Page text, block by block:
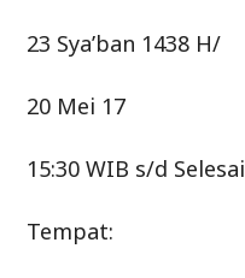
23 Sya’ban 1438 H/
20 Mei 17
15:30 WIB s/d Selesai
Tempat: